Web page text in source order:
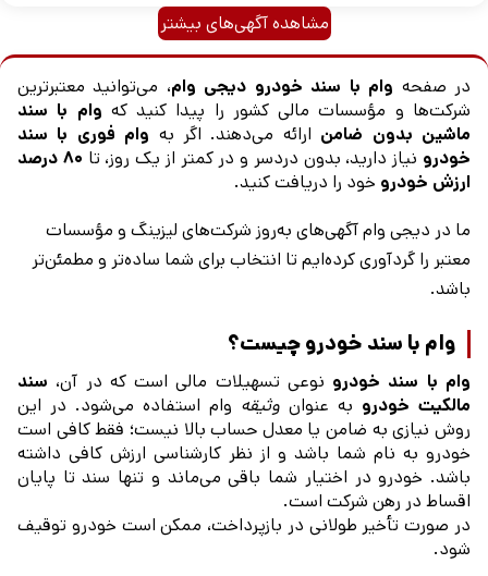
مشاهده آگهی‌های بیشتر
در صفحه وام با سند خودرو دیجی وام، می‌توانید معتبرترین
شرکت‌ها و مؤسسات مالی کشور را پیدا کنید که وام با سند
ماشین بدون ضامن ارائه می‌دهند. اگر به وام فوری با سند
خودرو نیاز دارید، بدون دردسر و در کمتر از یک روز، تا
۸۰ درصد
ارزش خودرو خود را دریافت کنید.
ما در دیجی وام آگهی‌های به‌روز شرکت‌های لیزینگ و مؤسسات
معتبر را گردآوری کرده‌ایم تا انتخاب برای شما ساده‌تر و مطمئن‌تر
باشد.
وام با سند خودرو چیست؟
وام با سند خودرو نوعی تسهیلات مالی است که در آن، سند
مالکیت خودرو به عنوان وثیقه وام استفاده می‌شود. در این
روش نیازی به ضامن یا معدل حساب بالا نیست؛ فقط کافی است
خودرو به نام شما باشد و از نظر کارشناسی ارزش کافی داشته
باشد. خودرو در اختیار شما باقی می‌ماند و تنها سند تا پایان
اقساط در رهن شرکت است.
در صورت تأخیر طولانی در بازپرداخت، ممکن است خودرو توقیف
شود.